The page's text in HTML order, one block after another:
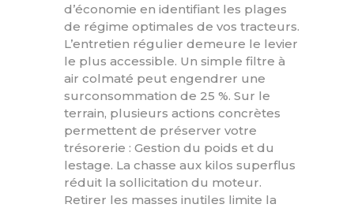
d’économie en identifiant les plages
de régime optimales de vos tracteurs.
L’entretien régulier demeure le levier
le plus accessible. Un simple filtre à
air colmaté peut engendrer une
surconsommation de 25 %. Sur le
terrain, plusieurs actions concrètes
permettent de préserver votre
trésorerie : Gestion du poids et du
lestage. La chasse aux kilos superflus
réduit la sollicitation du moteur.
Retirer les masses inutiles limite la